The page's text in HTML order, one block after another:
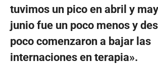
tuvimos un pico en abril y
junio fue un poco menos y
poco comenzaron a bajar las
internaciones en terapia».